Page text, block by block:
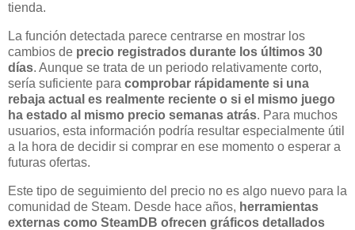
tienda.
La función detectada parece centrarse en mostrar los
cambios de precio registrados durante los últimos 30
días. Aunque se trata de un periodo relativamente corto,
sería suficiente para comprobar rápidamente si una
rebaja actual es realmente reciente o si el mismo juego
ha estado al mismo precio semanas atrás. Para muchos
usuarios, esta información podría resultar especialmente útil
a la hora de decidir si comprar en ese momento o esperar a
futuras ofertas.
Este tipo de seguimiento del precio no es algo nuevo para la
comunidad de Steam. Desde hace años, herramientas
externas como SteamDB ofrecen gráficos detallados